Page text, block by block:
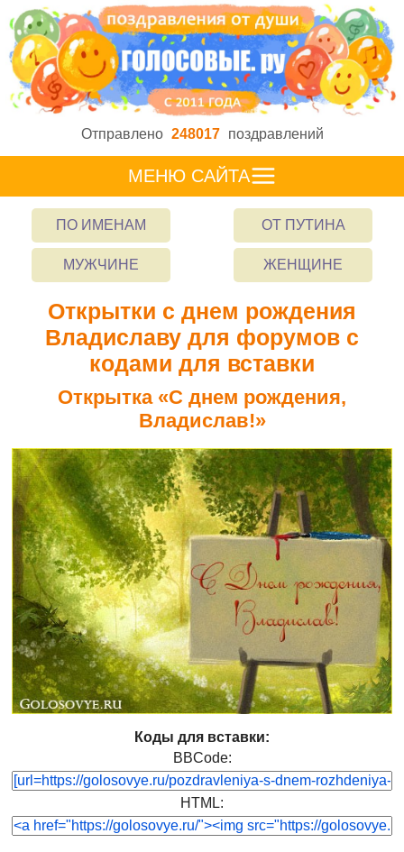
Отправлено 248017 поздравлений
МЕНЮ САЙТА
ПО ИМЕНАМ ОТ ПУТИНА
МУЖЧИНЕ ЖЕНЩИНЕ
Открытки с днем рождения
Владиславу для форумов с
кодами для вставки
Открытка «С днем рождения,
Владислав!»
Коды для вставки:
BBCode:
HTML: